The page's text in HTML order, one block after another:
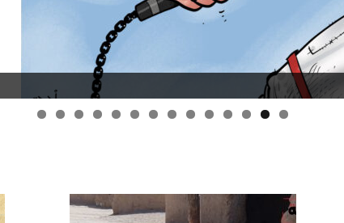
قيصر